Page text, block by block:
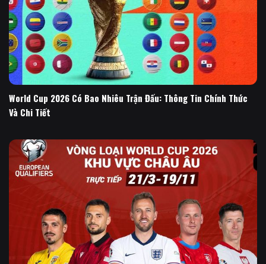
World Cup 2026 Có Bao Nhiêu Trận Đấu: Thông Tin Chính Thức
Và Chi Tiết